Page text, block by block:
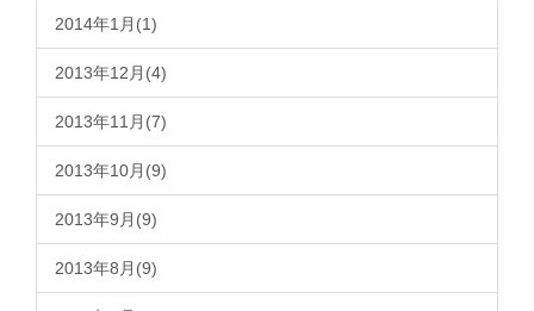
2014年1月(1)
2013年12月(4)
2013年11月(7)
2013年10月(9)
2013年9月(9)
2013年8月(9)